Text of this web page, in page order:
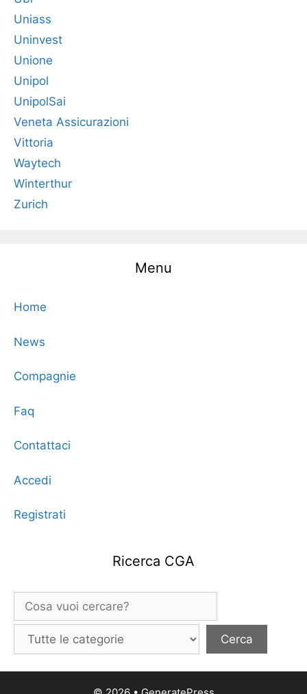
Uniass
Uninvest
Unione
Unipol
UnipolSai
Veneta Assicurazioni
Vittoria
Waytech
Winterthur
Zurich
Menu
Home
News
Compagnie
Faq
Contattaci
Accedi
Registrati
Ricerca CGA